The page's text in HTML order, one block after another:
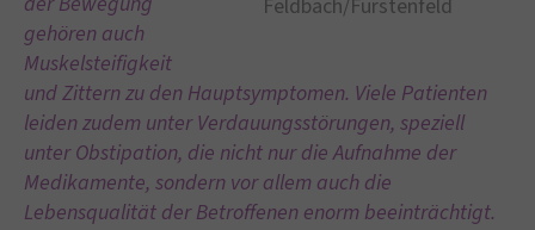
Feldbach/Fürstenfeld
gehören auch
Muskelsteifigkeit
und Zittern zu den Hauptsymptomen. Viele Patienten
leiden zudem unter Verdauungsstörungen, speziell
unter Obstipation, die nicht nur die Aufnahme der
Medikamente, sondern vor allem auch die
Lebensqualität der Betroffenen enorm beeinträchtigt.